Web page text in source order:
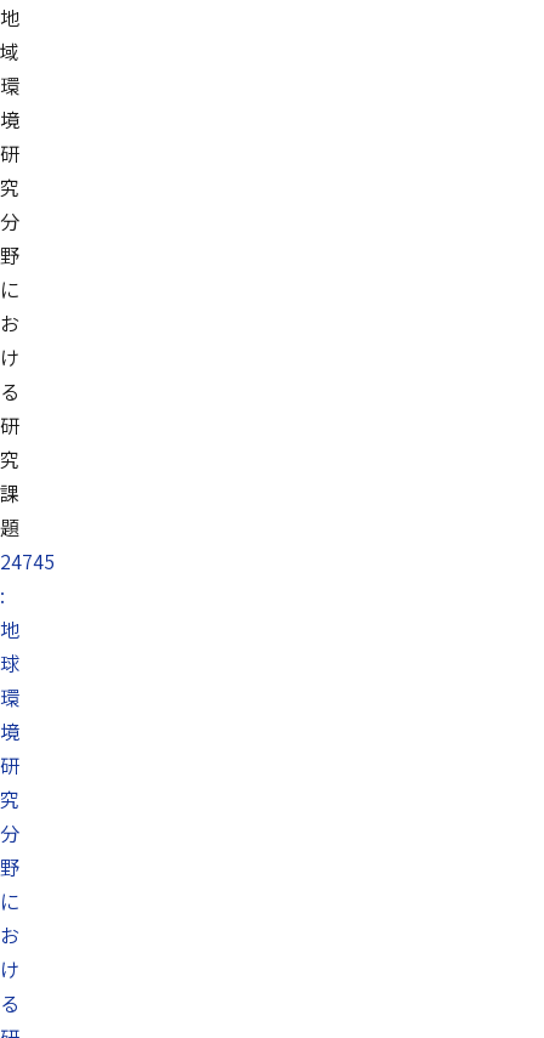
地
域
環
境
研
究
分
野
に
お
け
る
研
究
課
題
24745
:
地
球
環
境
研
究
分
野
に
お
け
る